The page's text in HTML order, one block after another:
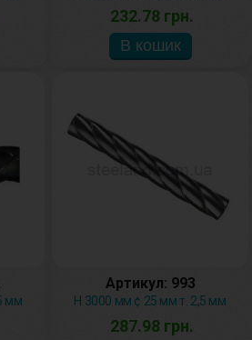
232.78 грн.
мм
Артикул: 993
H 3000 мм ¢ 25 мм т. 2,5 мм
287.98 грн.